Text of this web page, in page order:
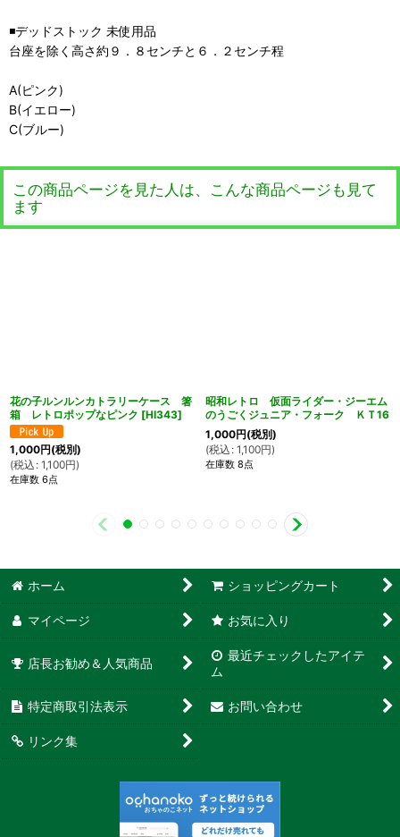
◾️デッドストック 未使用品
台座を除く高さ約９．８センチと６．２センチ程
A(ピンク)
B(イエロー)
C(ブルー)
この商品ページを見た人は、こんな商品ページも見て
ます
花の子ルンルンカトラリーケース 箸
箱 レトロポップなピンク [HI343]
1,000円(税別)
(税込 : 1,100円)
在庫数 6点
昭和レトロ 仮面ライダー・ジーエム
のうごくジュニア・フォーク ＫＴ16
1,000円(税別)
(税込 : 1,100円)
在庫数 8点
ホーム ショッピングカート
マイページ お気に入り
店長お勧め＆人気商品
最近チェックしたアイテ
ム
特定商取引法表示 お問い合わせ
リンク集